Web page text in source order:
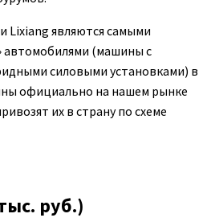
Lixiang являются самыми
автомобилями (машины с
силовыми установками) в
официально на нашем рынке
их в страну по схеме
руб.)